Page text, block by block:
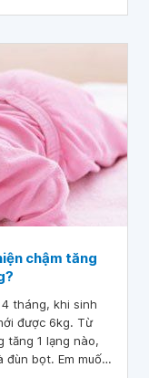
ơn!
chậm tăng
tháng, khi sinh
được 6kg. Từ
tăng 1 lạng nào,
bọt. Em muốn